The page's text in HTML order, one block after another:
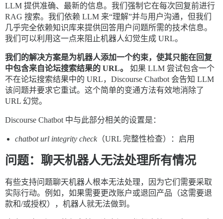
LLM 提供准确、最新的信息。我们强制它在每次回复前进行
RAG 搜索。我们依赖 LLM 来“理解”并与用户沟通，但我们
几乎完全依赖知识库来提供回答用户问题所需的技术信息。
我们可以利用这一点来阻止机器人幻觉生成 URL。
我们的解决方案是为机器人添加一个约束，使其只能在回复
中包含来自论坛搜索结果的 URL。
如果 LLM 尝试包含一个
不在论坛搜索结果中的 URL，Discourse Chatbot 会告知 LLM
该问题并要求它重试。这个简单的变通方法有效地消除了
URL 幻觉。
Discourse Chatbot 中与此部分相关的设置是：
chatbot url integrity check（URL 完整性检查）：启用
问题：聊天机器人无法处理所有情况
有些支持问题聊天机器人根本无法处理，因为它们需要采取
实际行动。例如，如果需要更改账户或退回产品（这需要退
款和/或授权），机器人就无法做到。